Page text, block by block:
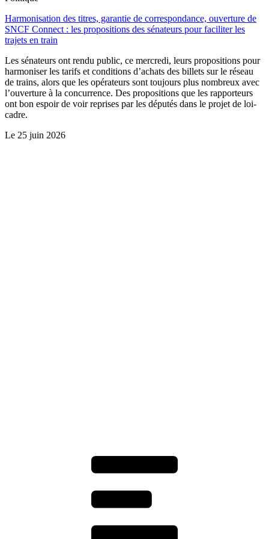
Harmonisation des titres, garantie de correspondance, ouverture de
SNCF Connect : les propositions des sénateurs pour faciliter les
trajets en train
Les sénateurs ont rendu public, ce mercredi, leurs propositions pour
harmoniser les tarifs et conditions d’achats des billets sur le réseau
de trains, alors que les opérateurs sont toujours plus nombreux avec
l’ouverture à la concurrence. Des propositions que les rapporteurs
ont bon espoir de voir reprises par les députés dans le projet de loi-
cadre.
Le 25 juin 2026